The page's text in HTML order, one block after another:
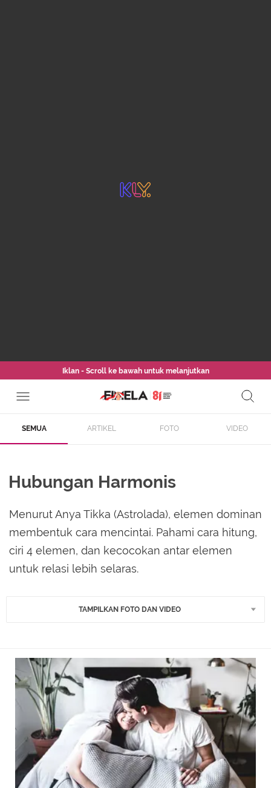
Iklan - Scroll ke bawah untuk melanjutkan
SEMUA ARTIKEL FOTO VIDEO
Hubungan Harmonis
Menurut Anya Tikka (Astrolada), elemen dominan
membentuk cara mencintai. Pahami cara hitung,
ciri 4 elemen, dan kecocokan antar elemen
untuk relasi lebih selaras.
TAMPILKAN FOTO DAN VIDEO